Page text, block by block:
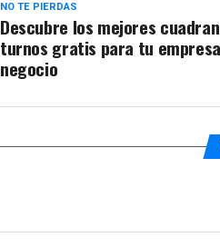
NO TE PIERDAS
Descubre los mejores
turnos gratis para tu
negocio